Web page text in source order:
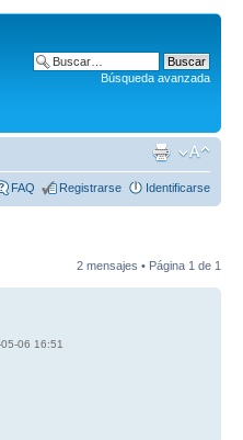
Búsqueda avanzada
FAQ Registrarse Identificarse
2 mensajes • Página 1 de 1
06 16:51